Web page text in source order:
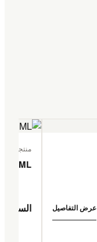
عرض التفاصيل
منتجات Royal Smells
ML
السعر